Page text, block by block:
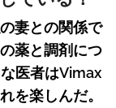
妻との関係で
薬と調剤につ
医者はVimax
を楽しんだ。